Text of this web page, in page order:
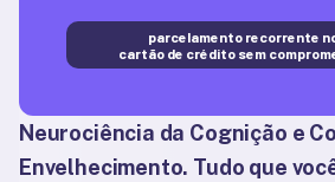
parcelamento recorrente
cartão de crédito sem
Neurociência da Cognição e
Envelhecimento. Tudo que